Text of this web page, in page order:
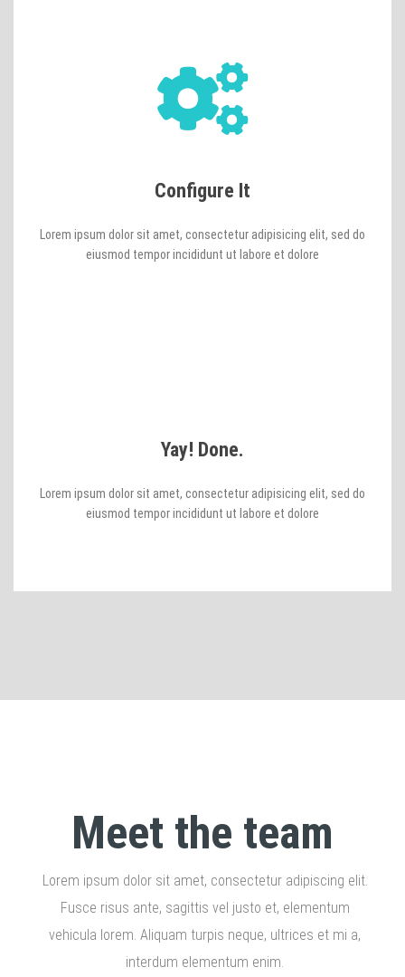
Configure It
Lorem ipsum dolor sit amet, consectetur adipisicing elit, sed do
eiusmod tempor incididunt ut labore et dolore
Yay! Done.
Lorem ipsum dolor sit amet, consectetur adipisicing elit, sed do
eiusmod tempor incididunt ut labore et dolore
Meet the team
Lorem ipsum dolor sit amet, consectetur adipiscing elit.
Fusce risus ante, sagittis vel justo et, elementum
vehicula lorem. Aliquam turpis neque, ultrices et mi a,
interdum elementum enim.